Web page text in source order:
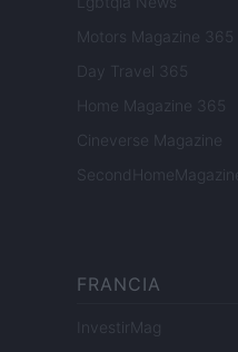
Motors Magazine 365
Day Travel 365
Home Magazine 365
Cineverse Magazine
SecondHomeMagazine
FRANCIA
InvestirMag